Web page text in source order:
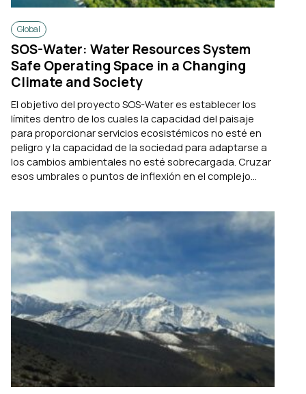
Global
SOS-Water: Water Resources System
Safe Operating Space in a Changing
Climate and Society
El objetivo del proyecto SOS-Water es establecer los
límites dentro de los cuales la capacidad del paisaje
para proporcionar servicios ecosistémicos no esté en
peligro y la capacidad de la sociedad para adaptarse a
los cambios ambientales no esté sobrecargada. Cruzar
esos umbrales o puntos de inflexión en el complejo...